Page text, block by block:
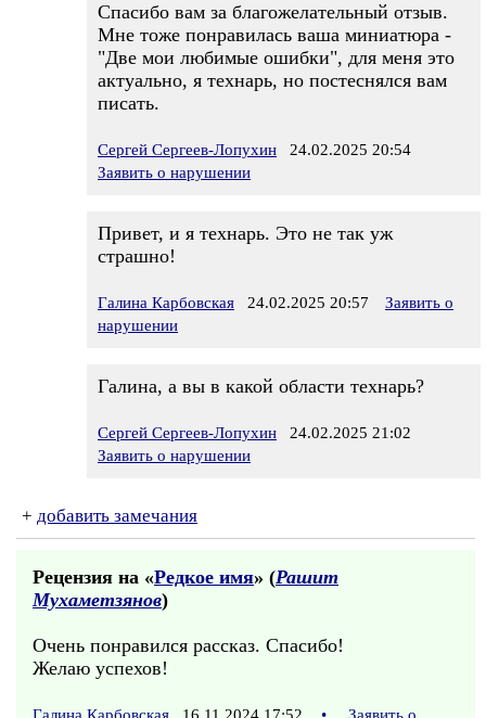
Спасибо вам за благожелательный отзыв.
Мне тоже понравилась ваша миниатюра -
"Две мои любимые ошибки", для меня это
актуально, я технарь, но постеснялся вам
писать.
Сергей Сергеев-Лопухин 24.02.2025 20:54
Заявить о нарушении
Привет, и я технарь. Это не так уж
страшно!
Галина Карбовская 24.02.2025 20:57
Заявить о
нарушении
Галина, а вы в какой области технарь?
Сергей Сергеев-Лопухин 24.02.2025 21:02
Заявить о нарушении
+ добавить замечания
Рецензия на «Редкое имя» (Рашит
Мухаметзянов)
Очень понравился рассказ. Спасибо!
Желаю успехов!